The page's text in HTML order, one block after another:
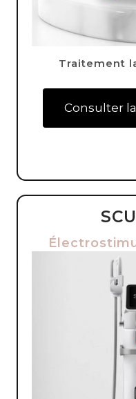
Traitement
Consulter